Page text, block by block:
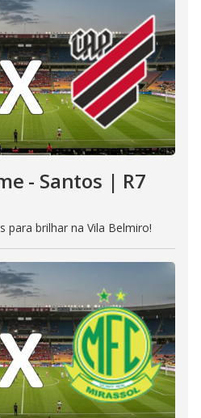
- Santos | R7
para brilhar na Vila Belmiro!